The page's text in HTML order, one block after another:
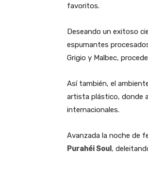
favoritos.
Deseando un exitoso
espumantes
Grigio y Malbec,
Así también, el
artista plástico, donde
internacionales.
Avanzada la noche de
Purahéi Soul,